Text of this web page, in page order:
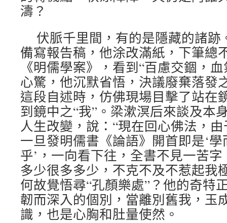
濤？
伏脈千里間，有的是隱藏的諸
備寫報告稿，他涂改滿紙，下筆總
《明儒學案》，看到“百慮交錮，
心驚，他沉默省悟，決議廢棄落發
這段自述時，仿佛現場目擊了站在
到鏡中之“我”。梁漱溟后來談及本
人生改變，說：“現在回心佛法，
一旦發明儒書《論語》開首即是‘
乎’，一向看下往，全書不見一苦
多少很多多少，不克不及不惹起我
何故覺悟尋“孔顏樂處”？他的奇特
韌而深入的個別，當離別舊我，玉
識，也是心胸和肚量使然。